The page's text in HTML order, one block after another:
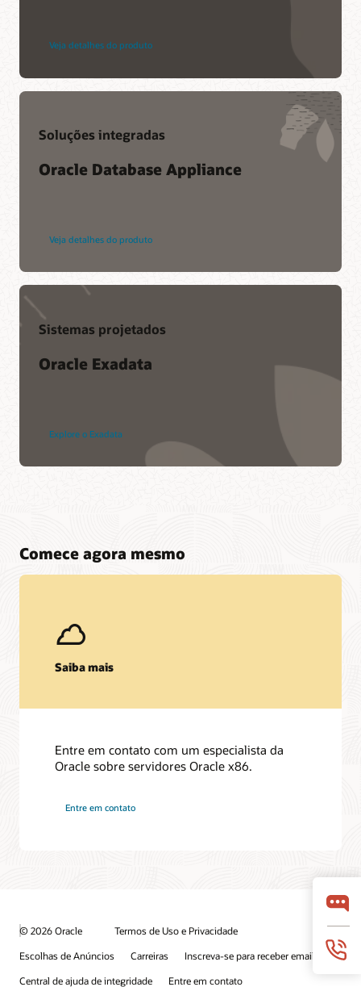
Veja detalhes do produto
Soluções integradas
Oracle Database Appliance
Veja detalhes do produto
Sistemas projetados
Oracle Exadata
Explore o Exadata
Comece agora mesmo
Saiba mais
Entre em contato com um especialista da
Oracle sobre servidores Oracle x86.
Entre em contato
© 2026 Oracle
Termos de Uso e Privacidade
Escolhas de Anúncios
Carreiras
Inscreva-se para receber emails
Central de ajuda de integridade
Entre em contato